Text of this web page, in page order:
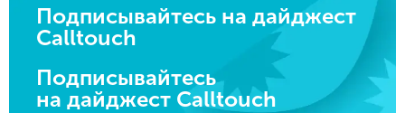
Подписывайтесь на дайджест
Calltouch
Подписывайтесь
на дайджест Calltouch